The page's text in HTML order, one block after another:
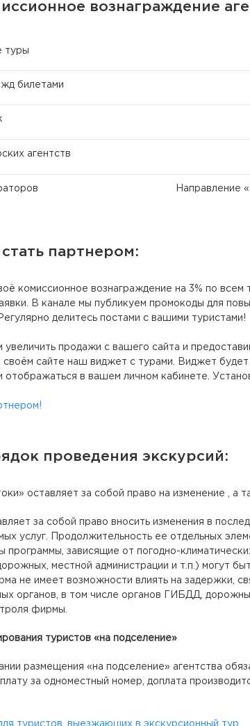
вознаграждение
туры
жд билетами
агентств
Направление
стать партнером:
комиссионное вознаграждение на 3% по
В канале мы публикуем промокоды для
делитесь постами с вашими туристами!
продажи с вашего сайта и
своём сайте наш виджет с турами. Виджет
отображаться в вашем личном кабинете.
проведения экскурсий:
оставляет за собой право на изменение , а
за собой право вносить изменения в
услуг. Продолжительность ее отдельных
программы, зависящие от погодно-
местной администрации и т.п.) могут
не имеет возможности влиять на задержки,
органов, в том числе органов ГИБДД,
фирмы.
туристов «на подселение»
размещения «на подселение» агентства
за одноместный номер, доплата
туристов, выезжающих в экскурсионный тур